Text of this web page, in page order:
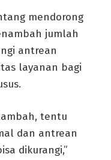
mendorong
jumlah
antrean
layanan bagi
tentu
dan antrean
dikurangi,”